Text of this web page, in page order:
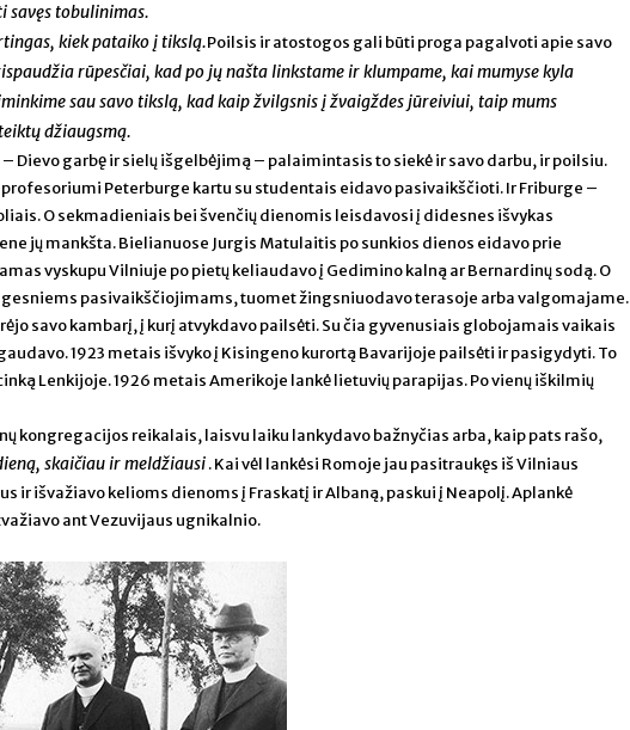
savęs tobulinimas.
kiek pataiko į tikslą.Poilsis ir atostogos gali būti proga pagalvoti apie savo
rūpesčiai, kad po jų našta linkstame ir klumpame, kai mumyse kyla
sau savo tikslą, kad kaip žvilgsnis į žvaigždes jūreiviui, taip mums
džiaugsmą.
Dievo garbę ir sielų išgelbėjimą – palaimintasis to siekė ir savo darbu, ir poilsiu.
Peterburge kartu su studentais eidavo pasivaikščioti. Ir Friburge –
O sekmadieniais bei švenčių dienomis leisdavosi į didesnes išvykas
jų mankšta. Bielianuose Jurgis Matulaitis po sunkios dienos eidavo prie
vyskupu Vilniuje po pietų keliaudavo į Gedimino kalną ar Bernardinų sodą. O
pasivaikščiojimams, tuomet žingsniuodavo terasoje arba valgomajame.
savo kambarį, į kurį atvykdavo pailsėti. Su čia gyvenusiais globojamais vaikais
1923 metais išvyko į Kisingeno kurortą Bavarijoje pailsėti ir pasigydyti. To
Lenkijoje. 1926 metais Amerikoje lankė lietuvių parapijas. Po vienų iškilmių
kongregacijos reikalais, laisvu laiku lankydavo bažnyčias arba, kaip pats rašo,
skaičiau ir meldžiausi. Kai vėl lankėsi Romoje jau pasitraukęs iš Vilniaus
ir išvažiavo kelioms dienoms į Fraskatį ir Albaną, paskui į Neapolį. Aplankė
ant Vezuvijaus ugnikalnio.